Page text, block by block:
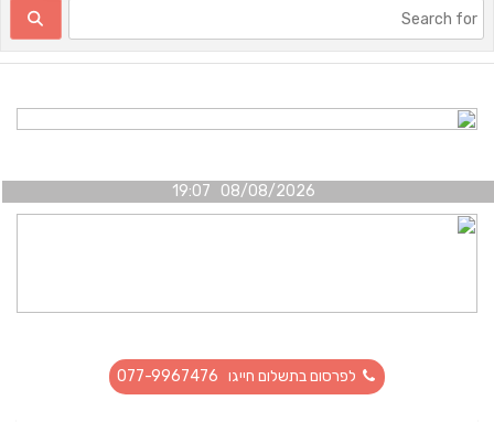
08/08/2026 19:07
לפרסום בתשלום חייגו 077-9967476